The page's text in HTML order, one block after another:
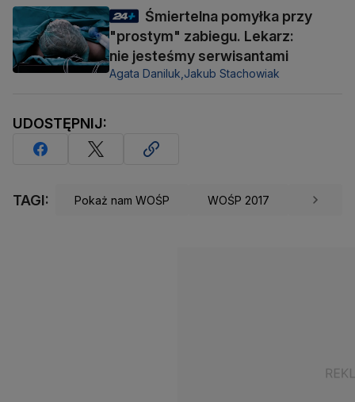
Śmiertelna pomyłka przy
"prostym" zabiegu. Lekarz:
nie jesteśmy serwisantami
Agata Daniluk, Jakub Stachowiak
UDOSTĘPNIJ:
TAGI: Pokaż nam WOŚP WOŚP 2017